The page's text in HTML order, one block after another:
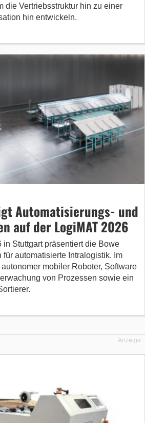
die Vertriebsstruktur hin zu einer
hin entwickeln.
Automatisierungs- und
auf der LogiMAT 2026
in Stuttgart präsentiert die Bowe
automatisierte Intralogistik. Im
mobiler Roboter, Software
von Prozessen sowie ein
Anzeige